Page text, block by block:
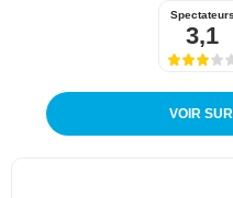
Spectateurs
3,1
VOIR